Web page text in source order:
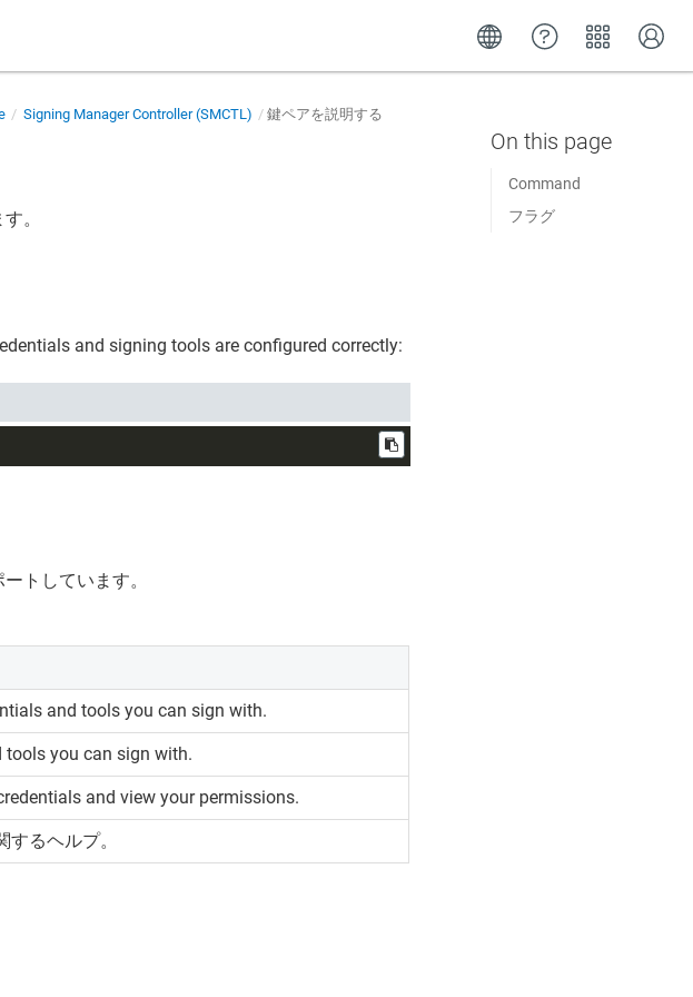
Signing Manager Controller (SMCTL) 鍵ペアを説明する
。
and signing tools are configured correctly:
トしています。
and tools you can sign with.
tools you can sign with.
and view your permissions.
るヘルプ。
Command
フラグ